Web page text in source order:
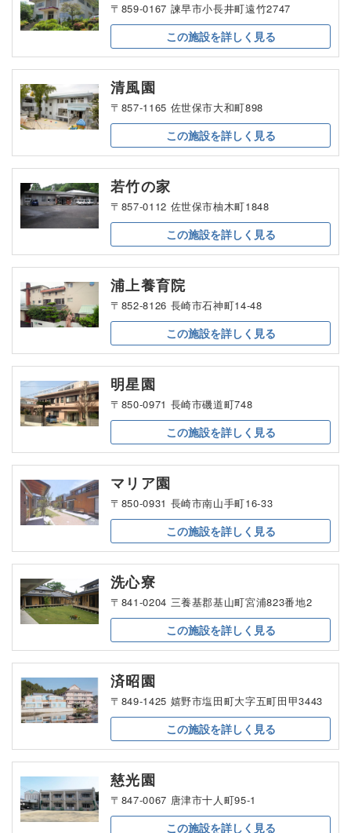
〒859-0167 諫早市小長井町遠竹2747
この施設を詳しく見る
清風園
〒857-1165 佐世保市大和町898
この施設を詳しく見る
若竹の家
〒857-0112 佐世保市柚木町1848
この施設を詳しく見る
浦上養育院
〒852-8126 長崎市石神町14-48
この施設を詳しく見る
明星園
〒850-0971 長崎市磯道町748
この施設を詳しく見る
マリア園
〒850-0931 長崎市南山手町16-33
この施設を詳しく見る
洗心寮
〒841-0204 三養基郡基山町宮浦823番地2
この施設を詳しく見る
済昭園
〒849-1425 嬉野市塩田町大字五町田甲3443
この施設を詳しく見る
慈光園
〒847-0067 唐津市十人町95-1
この施設を詳しく見る